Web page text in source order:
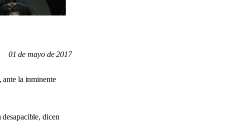
01 de mayo de 2017
ante la inminente
dicen